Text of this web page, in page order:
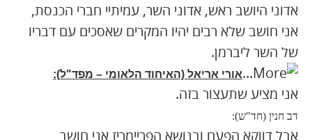
אדוני היושב ראש, אדוני השר, עמיתיי חברי הכנסת,
אני חושב שלא רבים יהיו המקרים שאסכים עם דבריו
של השר ליברמן.
אורי אריאל (האיחוד הלאומי – מפד"ל):
אני מציע שתעצור בזה.
דב חנין (חד"ש):
אבל דווקא הפעם ובנושא הפריימריז אני חושב